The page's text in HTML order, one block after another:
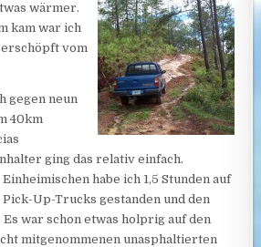
wärmer.
kam war ich
vom
gegen neun
40km
ging das relativ einfach.
habe ich 1,5 Stunden auf
Up-Trucks gestanden und den
war schon etwas holprig auf den
mitgenommenen unasphaltierten